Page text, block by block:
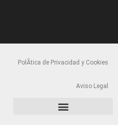
PolÃ­tica de Privacidad y Cookies
Aviso Legal